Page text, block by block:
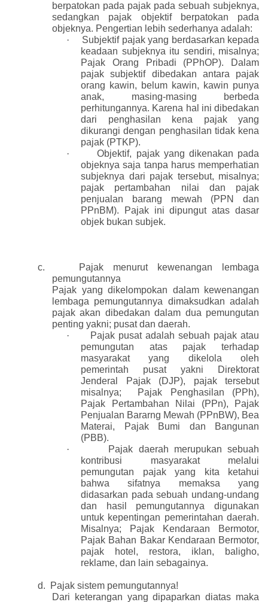
berpatokan pada pajak pada sebuah subjeknya,
sedangkan pajak objektif berpatokan pada
objeknya. Pengertian lebih sederhanya adalah:
·
Subjektif pajak yang berdasarkan kepada
keadaan subjeknya itu sendiri, misalnya;
Pajak Orang Pribadi (PPhOP). Dalam
pajak subjektif dibedakan antara pajak
orang kawin, belum kawin, kawin punya
anak, masing-masing berbeda
perhitungannya. Karena hal ini dibedakan
dari penghasilan kena pajak yang
dikurangi dengan penghasilan tidak kena
pajak (PTKP).
·
Objektif, pajak yang dikenakan pada
objeknya saja tanpa harus memperhatian
subjeknya dari pajak tersebut, misalnya;
pajak pertambahan nilai dan pajak
penjualan barang mewah (PPN dan
PPnBM). Pajak ini dipungut atas dasar
objek bukan subjek.
c.
Pajak menurut kewenangan lembaga
pemungutannya
Pajak yang dikelompokan dalam kewenangan
lembaga pemungutannya dimaksudkan adalah
pajak akan dibedakan dalam dua pemungutan
penting yakni; pusat dan daerah.
·
Pajak pusat adalah sebuah pajak atau
pemungutan atas pajak terhadap
masyarakat yang dikelola oleh
pemerintah pusat yakni Direktorat
Jenderal Pajak (DJP), pajak tersebut
misalnya;
Pajak Penghasilan (PPh),
Pajak Pertambahan Nilai (PPn), Pajak
Penjualan Bararng Mewah (PPnBW), Bea
Materai, Pajak Bumi dan Bangunan
(PBB).
·
Pajak daerah merupukan sebuah
kontribusi masyarakat melalui
pemungutan pajak yang kita ketahui
bahwa sifatnya memaksa yang
didasarkan pada sebuah undang-undang
dan hasil pemungutannya digunakan
untuk kepentingan pemerintahan daerah.
Misalnya; Pajak Kendaraan Bermotor,
Pajak Bahan Bakar Kendaraan Bermotor,
pajak hotel, restora, iklan, baligho,
reklame, dan lain sebagainya.
d.
Pajak sistem pemungutannya!
Dari keterangan yang dipaparkan diatas maka